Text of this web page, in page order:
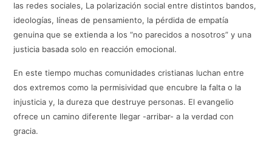
las redes sociales, La polarización social entre distintos bandos,
ideologías, líneas de pensamiento, la pérdida de empatía
genuina que se extienda a los “no parecidos a nosotros” y una
justicia basada solo en reacción emocional.
En este tiempo muchas comunidades cristianas luchan entre
dos extremos como la permisividad que encubre la falta o la
injusticia y, la dureza que destruye personas. El evangelio
ofrece un camino diferente llegar -arribar- a la verdad con
gracia.